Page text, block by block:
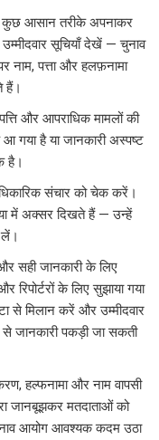
कुछ आसान तरीके अपनाकर
सूचियाँ देखें — चुनाव
नाम, पत्ता और हलफ़नामा
हैं।
और आपराधिक मामलों की
गया है या जानकारी अस्पष्ट
है।
संचार को चेक करें।
में अक्सर दिखते हैं — उन्हें
सही जानकारी के लिए
के लिए सुझाया गया
से मिलान करें और उम्मीदवार
से जानकारी पकड़ी जा सकती
हल्फनामा और नाम वापसी
जानबूझकर मतदाताओं को
आयोग आवश्यक कदम उठा